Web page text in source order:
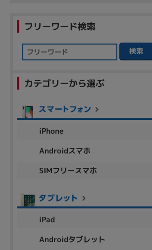
フリーワード検索
検索
カテゴリーから選ぶ
iPhone
Androidスマホ
SIMフリースマホ
iPad
Androidタブレット
ランク
商品状態の絞り込み
新品/未使用 中古
Win 11 Win 10
~